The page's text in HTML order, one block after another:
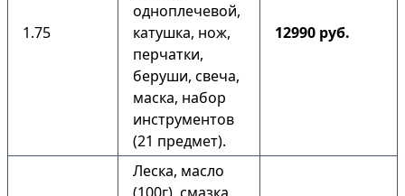
1.75
одноплечевой,
катушка, нож,
перчатки,
беруши, свеча,
маска, набор
инструментов
(21 предмет).
12990 руб.
Леска, масло